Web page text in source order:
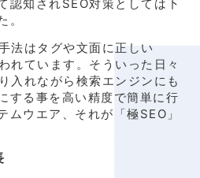
認知されSEO対策としては下
。
法はタグや文面に正しい
れています。そういった日々
入れながら検索エンジンにも
する事を高い精度で簡単に行
ムウエア、それが「極SEO」